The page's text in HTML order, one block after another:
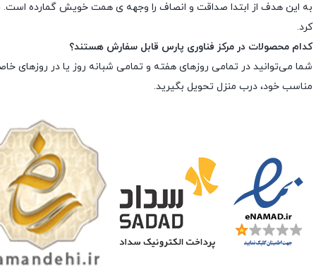
به این هدف از ابتدا صداقت و انصاف را وجهه ى همت خویش گمارده است.
کرد.
کدام محصولات در مرکز فناوری پارس قابل سفارش هستند؟
شما می‌توانید در تمامی روزهای هفته و تمامی شبانه روز یا در
مناسب خود، درب منزل تحویل بگیرید.